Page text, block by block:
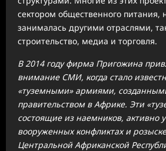
сектором общественного питания,
занималась другими отраслями,
строительство, медиа и торговля.
В 2014 году фирма Пригожина
внимание СМИ, когда стало
«туземными» армиями,
правительством в Африке. Эти
состоящие из наемников, активно
вооруженных конфликтах и
Центральной Африканской